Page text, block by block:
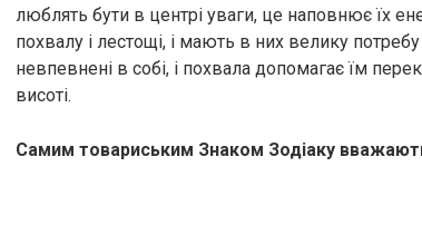
люблять бути в центрі уваги, це наповнює їх
похвалу і лeстощі, і мають в них велику
невпевнені в собі, і похвала допомагає їм
висоті.
Самим товариським Знаком Зодіаку